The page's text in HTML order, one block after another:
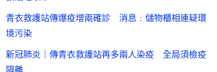
青衣救護站傳爆疫增兩確診 消息﹕儲物櫃相連疑環
境污染
新冠肺炎｜傳青衣救護站再多兩人染疫 全局須檢疫
隔離